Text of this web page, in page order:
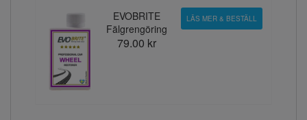
EVOBRITE
Fälgrengöring
79.00 kr
LÄS MER & BESTÄLL